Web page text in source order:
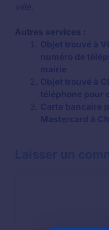
ville.
Autres services :
Objet trouvé à
numéro de
mairie
Objet trouvé à
téléphone pour
Carte bancaire
Mastercard à